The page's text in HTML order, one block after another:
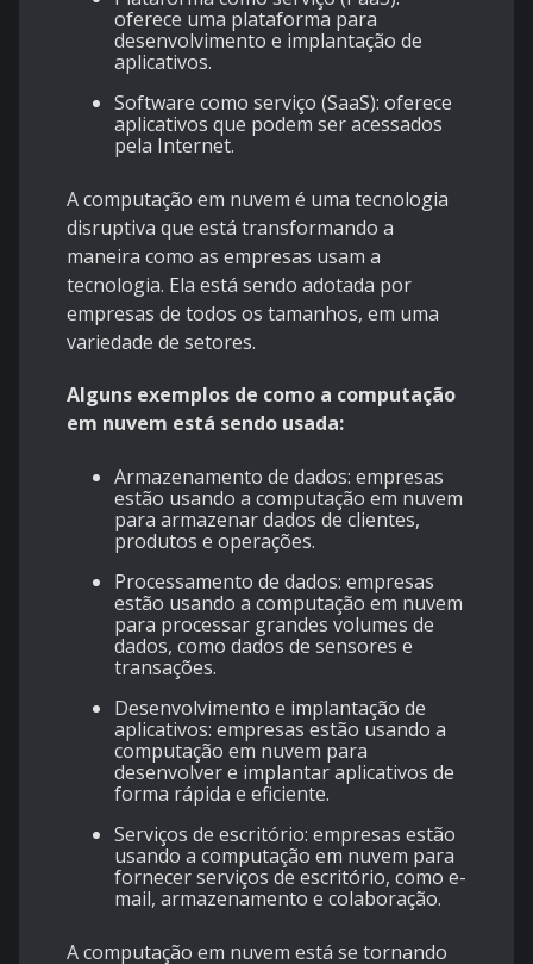
oferece uma plataforma para
desenvolvimento e implantação de
aplicativos.
Software como serviço (SaaS): oferece
aplicativos que podem ser acessados
pela Internet.
A computação em nuvem é uma tecnologia
disruptiva que está transformando a
maneira como as empresas usam a
tecnologia. Ela está sendo adotada por
empresas de todos os tamanhos, em uma
variedade de setores.
Alguns exemplos de como a computação
em nuvem está sendo usada:
Armazenamento de dados: empresas
estão usando a computação em nuvem
para armazenar dados de clientes,
produtos e operações.
Processamento de dados: empresas
estão usando a computação em nuvem
para processar grandes volumes de
dados, como dados de sensores e
transações.
Desenvolvimento e implantação de
aplicativos: empresas estão usando a
computação em nuvem para
desenvolver e implantar aplicativos de
forma rápida e eficiente.
Serviços de escritório: empresas estão
usando a computação em nuvem para
fornecer serviços de escritório, como e-
mail, armazenamento e colaboração.
A computação em nuvem está se tornando